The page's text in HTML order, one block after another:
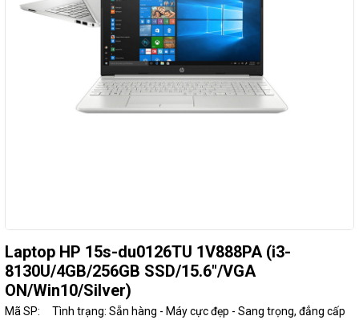
Laptop HP 15s-du0126TU 1V888PA (i3-
8130U/4GB/256GB SSD/15.6"/VGA
ON/Win10/Silver)
Mã SP: Tình trạng: Sẵn hàng - Máy cực đẹp - Sang trọng, đẳng cấp